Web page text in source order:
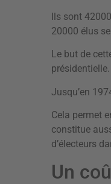
Ils sont
20000 élus
Le but de
présidentielle.
Jusqu’en
Cela permet
constitue
d’électeurs
Un